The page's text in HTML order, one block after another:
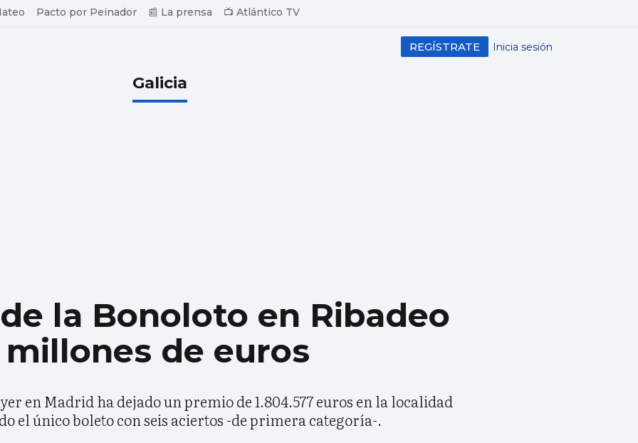
Pacto por Peinador 📰 La prensa 📺 Atlántico TV
Inicia sesión
REGÍSTRATE
Galicia
la Bonoloto en Ribadeo
de euros
en Madrid ha dejado un premio de 1.804.577 euros en la localidad
el único boleto con seis aciertos -de primera categoría-.